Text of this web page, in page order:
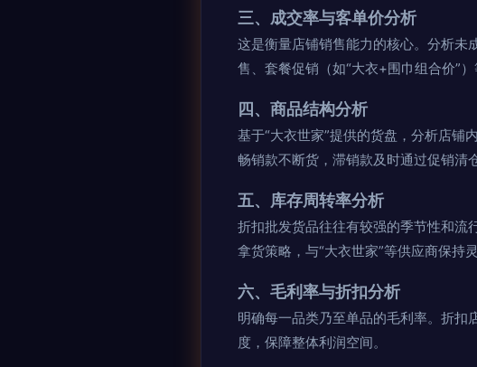
三、成交率与客单价分析
这是衡量店铺销售能力的核心。分析未
售、套餐促销（如“大衣+围巾组合价”）
四、商品结构分析
基于“大衣世家”提供的货盘，分析店铺
畅销款不断货，滞销款及时通过促销清
五、库存周转率分析
折扣批发货品往往有较强的季节性和流
拿货策略，与“大衣世家”等供应商保持
六、毛利率与折扣分析
明确每一品类乃至单品的毛利率。折扣
度，保障整体利润空间。